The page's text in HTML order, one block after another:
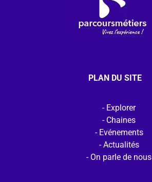
PLAN DU SITE
Explorer
Chaines
Evénements
Actualités
On parle de nous